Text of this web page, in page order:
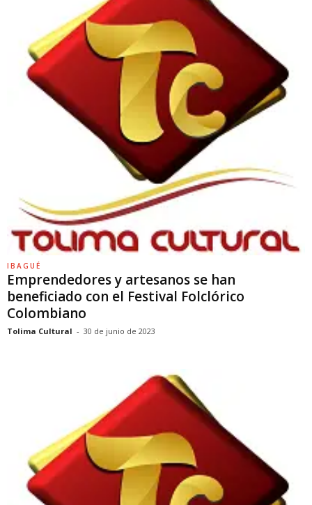
IBAGUÉ
Emprendedores y artesanos se han
beneficiado con el Festival Folclórico
Colombiano
Tolima Cultural - 30 de junio de 2023